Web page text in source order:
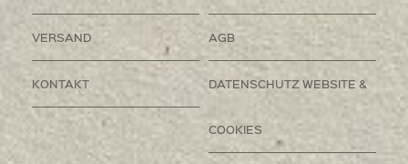
VERSAND AGB
KONTAKT DATENSCHUTZ WEBSITE &
COOKIES